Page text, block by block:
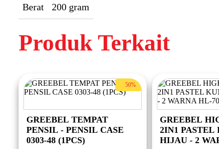
Berat 200 gram
Produk Terkait
50%
GREEBEL TEMPAT
PENSIL - PENSIL CASE
0303-48 (1PCS)
GREEBEL
2IN1
HIJAU - 2